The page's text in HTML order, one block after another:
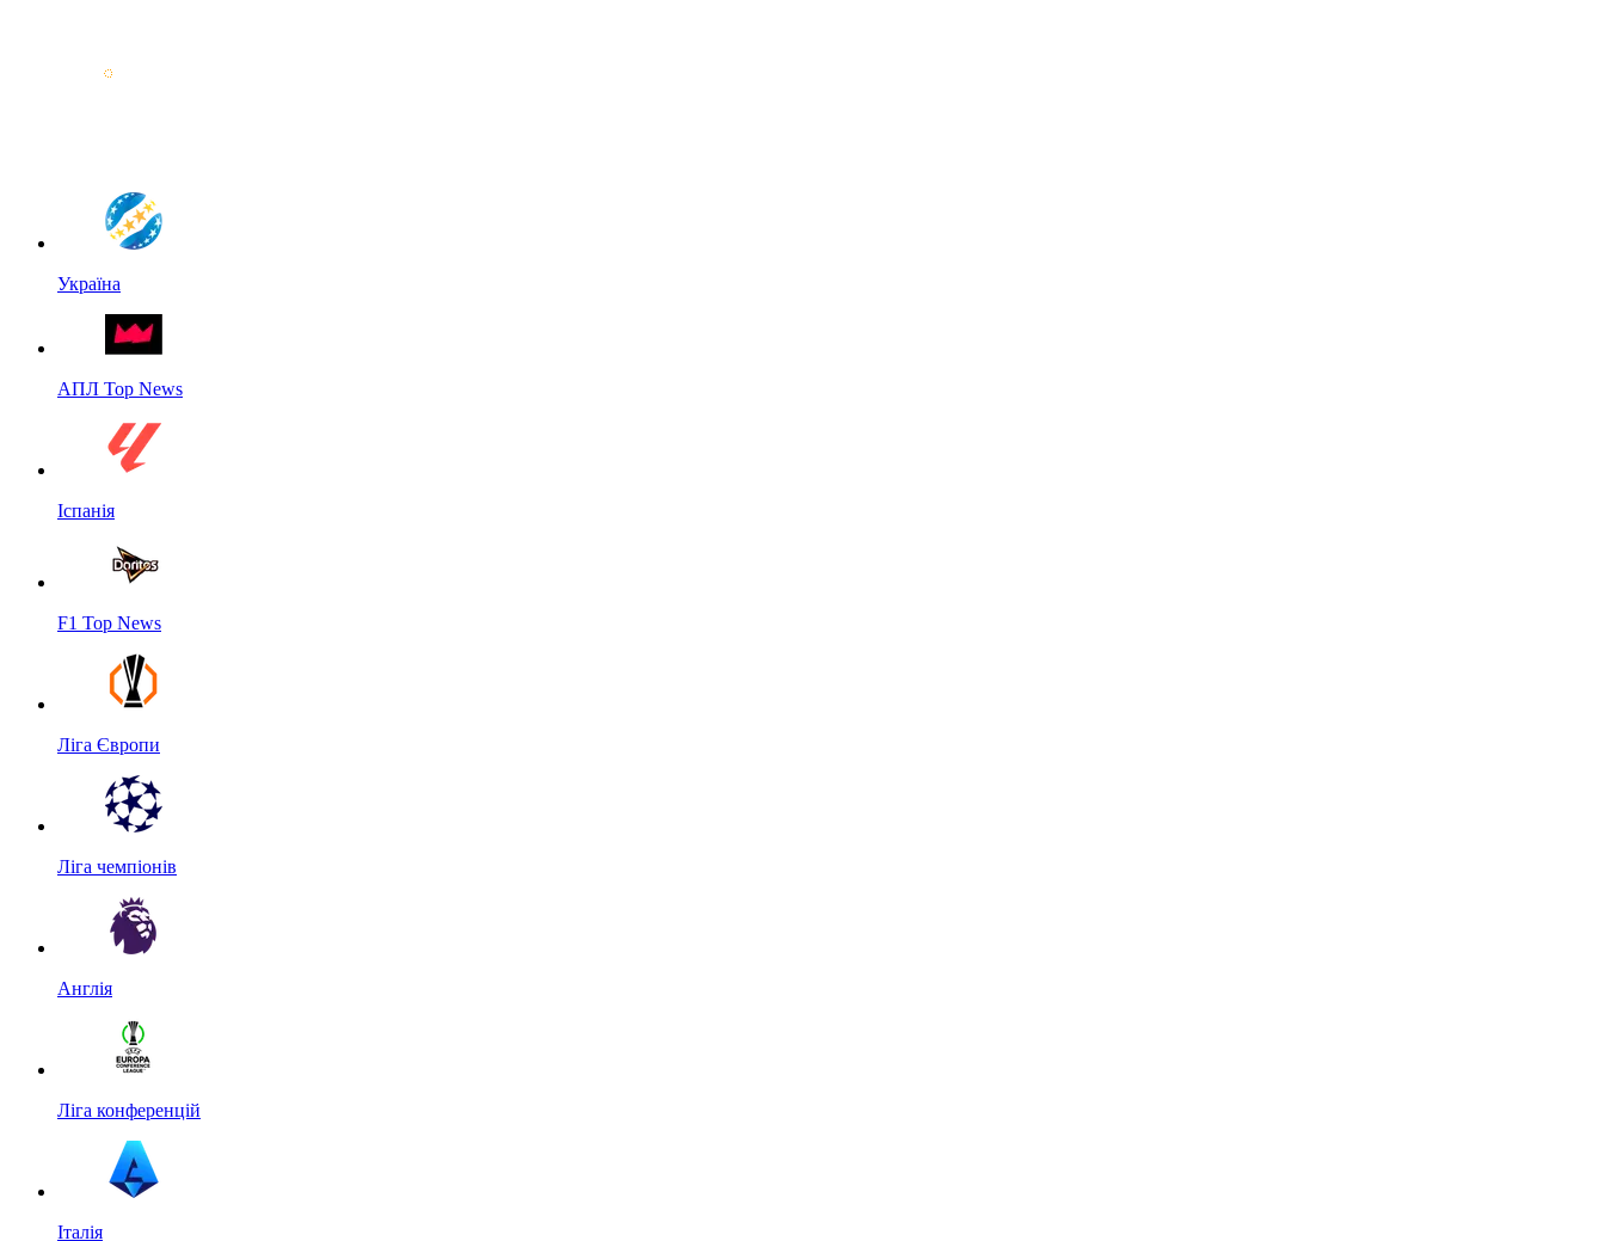
Україна
АПЛ Top News
Іспанія
F1 Top News
Ліга Європи
Ліга чемпіонів
Англія
Ліга конференцій
Італія